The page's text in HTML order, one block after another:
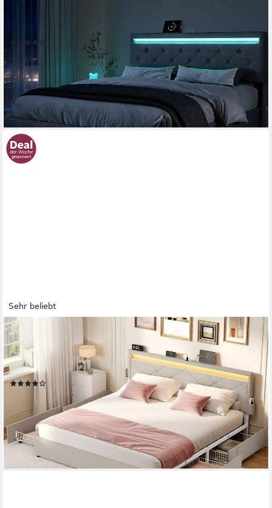
Komforthöhe, Leises Design Bett
649,99 €
nur diesen Monat
-61%
lieferbar - in 6-7 Werktagen bei dir
Sehr beliebt
VASAGLE
Polsterbett Bettgestell, Metallbett (160 x 200 cm, 4 Schubladen,
verstellbares gepolstertes Kopfteil), LED, Ladestation, in 4
Größen verfügbar
ab 194,99 € UVP 329,99 €
nur bis Dienstag
-41%
lieferbar - in 5-6 Werktagen bei dir